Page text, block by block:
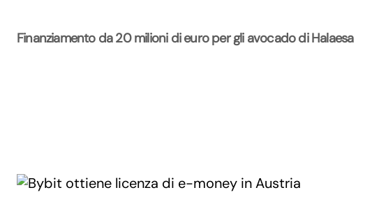
Finanziamento da 20 milioni di euro per gli avocado di Halaesa